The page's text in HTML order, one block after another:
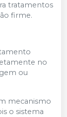
tratamentos
firme.
no
ou
mecanismo
o sistema